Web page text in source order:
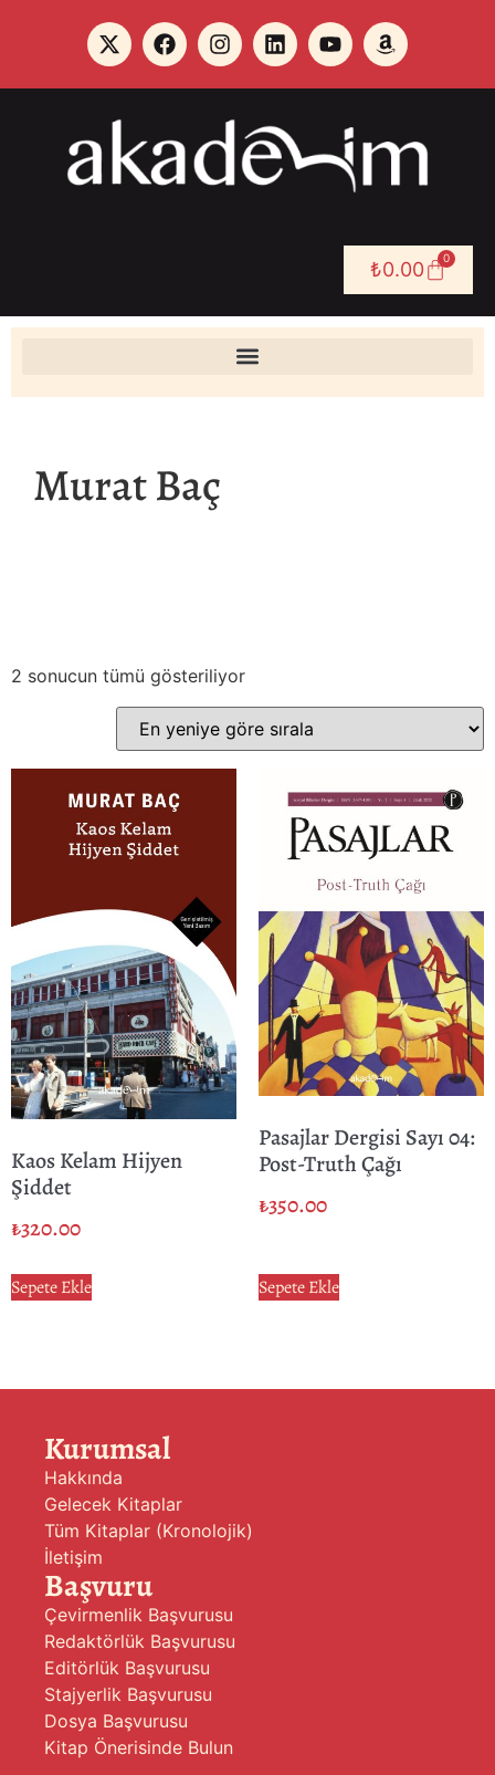
₺0.00 0
Murat Baç
2 sonucun tümü gösteriliyor
Kaos Kelam Hijyen
Şiddet
₺320.00
Sepete Ekle
Pasajlar Dergisi Sayı 04:
Post-Truth Çağı
₺350.00
Sepete Ekle
Kurumsal
Hakkında
Gelecek Kitaplar
Tüm Kitaplar (Kronolojik)
İletişim
Başvuru
Çevirmenlik Başvurusu
Redaktörlük Başvurusu
Editörlük Başvurusu
Stajyerlik Başvurusu
Dosya Başvurusu
Kitap Önerisinde Bulun